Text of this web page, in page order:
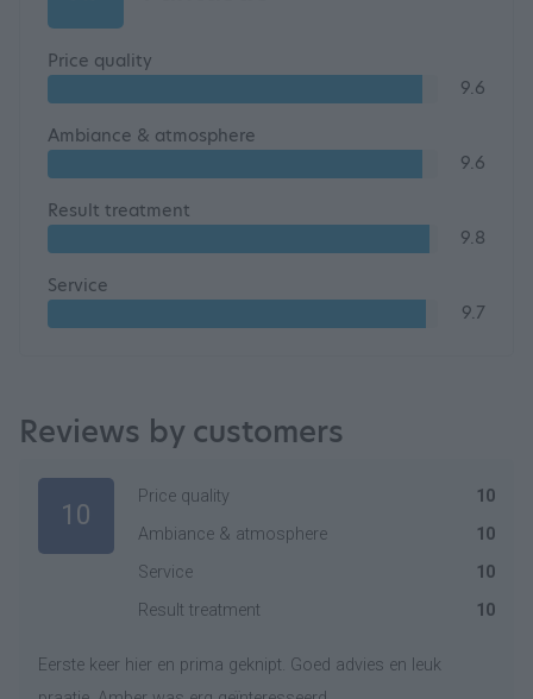
Price quality
9.6
Ambiance & atmosphere
9.6
Result treatment
9.8
Service
9.7
Reviews by customers
10
Price quality
10
Ambiance & atmosphere
10
Service
10
Result treatment
10
Eerste keer hier en prima geknipt. Goed advies en leuk